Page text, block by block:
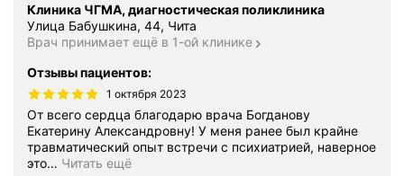
Клиника ЧГМА, диагностическая поликлиника
Улица Бабушкина, 44, Чита
Врач принимает ещё в 1-ой клинике
Отзывы пациентов:
1 октября 2023
От всего сердца благодарю врача Богданову
Екатерину Александровну! У меня ранее был крайне
травматический опыт встречи с психиатрией, наверное
это… Читать ещё